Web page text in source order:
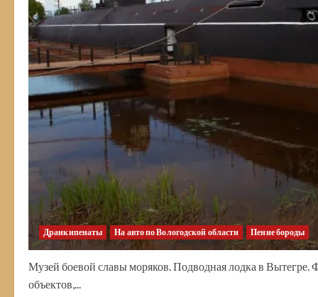
Дранкипенаты На авто по Вологодской области Пение бороды
Музей боевой славы моряков. Подводная лодка в
объектов,...